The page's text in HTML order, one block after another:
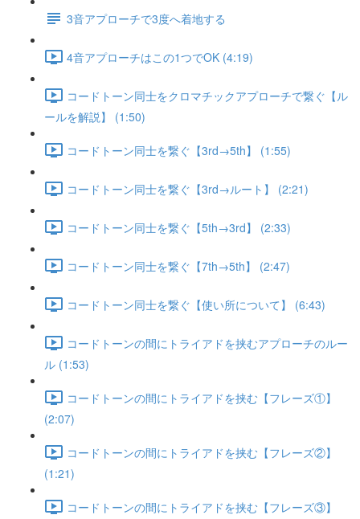
3音アプローチで3度へ着地する
4音アプローチはこの1つでOK (4:19)
コードトーン同士をクロマチックアプローチで繋ぐ【ル
ールを解説】 (1:50)
コードトーン同士を繋ぐ【3rd→5th】 (1:55)
コードトーン同士を繋ぐ【3rd→ルート】 (2:21)
コードトーン同士を繋ぐ【5th→3rd】 (2:33)
コードトーン同士を繋ぐ【7th→5th】 (2:47)
コードトーン同士を繋ぐ【使い所について】 (6:43)
コードトーンの間にトライアドを挟むアプローチのルー
ル (1:53)
コードトーンの間にトライアドを挟む【フレーズ①】
(2:07)
コードトーンの間にトライアドを挟む【フレーズ②】
(1:21)
コードトーンの間にトライアドを挟む【フレーズ③】